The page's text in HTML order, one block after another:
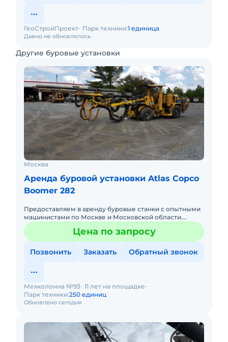
Давно не обновлялось
ГеоСтройПроект Парк техники:1 единица
Другие буровые установки
Москва
Аренда буровой установки Atlas Copco
Boomer 282
Предоставляем в аренду буровые станки с опытными
машинистами по Москве и Московской области.
Любой вид аренды. Долгосрочный, краткосрочный
(почасовой, посменныйЦена по запросу
Позвонить Заказать Обратный звонок
Обновлено сегодня
Мехколонна №93 11 лет на площадке
Парк техники:250 единиц